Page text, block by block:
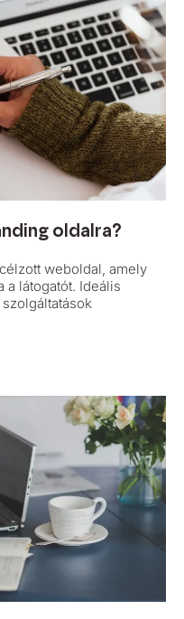
oldalra?
weboldal, amely
a látogatót. Ideális